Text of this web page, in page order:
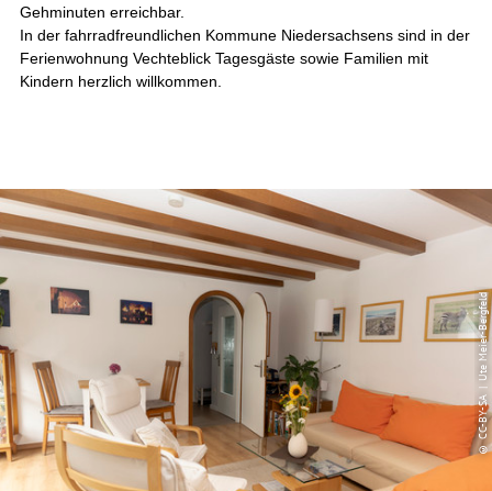
Gehminuten erreichbar.
In der fahrradfreundlichen Kommune Niedersachsens sind in der
Ferienwohnung Vechteblick Tagesgäste sowie Familien mit
Kindern herzlich willkommen.
© CC-BY-SA | Ute Meier-Bergfeld